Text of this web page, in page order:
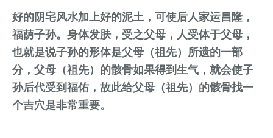
好的阴宅风水加上好的泥土，可使后人家运昌隆，
福荫子孙。身体发肤，受之父母，人受体于父母，
也就是说子孙的形体是父母（祖先）所遗的一部
分，父母（祖先）的骸骨如果得到生气，就会使子
孙后代受到福佑，故此给父母（祖先）的骸骨找一
个吉穴是非常重要。